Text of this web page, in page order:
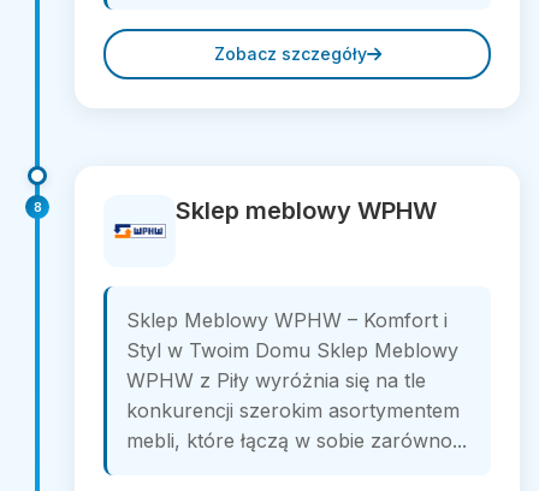
Zobacz szczegóły
8 Sklep meblowy WPHW
Sklep Meblowy WPHW – Komfort i
Styl w Twoim Domu Sklep Meblowy
WPHW z Piły wyróżnia się na tle
konkurencji szerokim asortymentem
mebli, które łączą w sobie zarówno...